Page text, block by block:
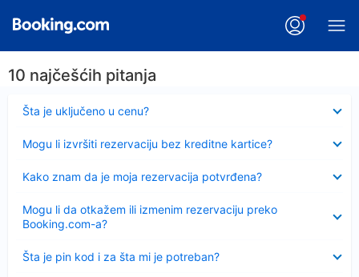
10 najčešćih pitanja
Šta je uključeno u cenu?
Sažeto
Mogu li izvršiti rezervaciju bez kreditne kartice?
Kako znam da je moja rezervacija potvrđena?
Mogu li da otkažem ili izmenim rezervaciju preko
Booking.com-a?
Šta je pin kod i za šta mi je potreban?
Sažeto